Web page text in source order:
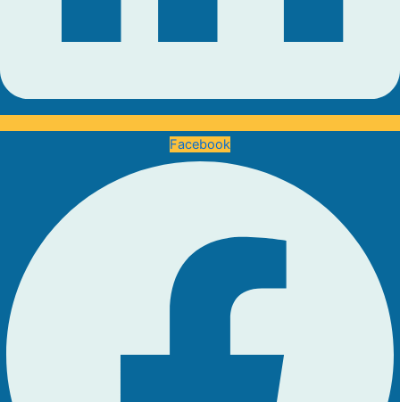
Facebook